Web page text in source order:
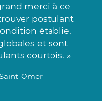
merci à ce
postulant
établie.
et sont
courtois. »
Omer